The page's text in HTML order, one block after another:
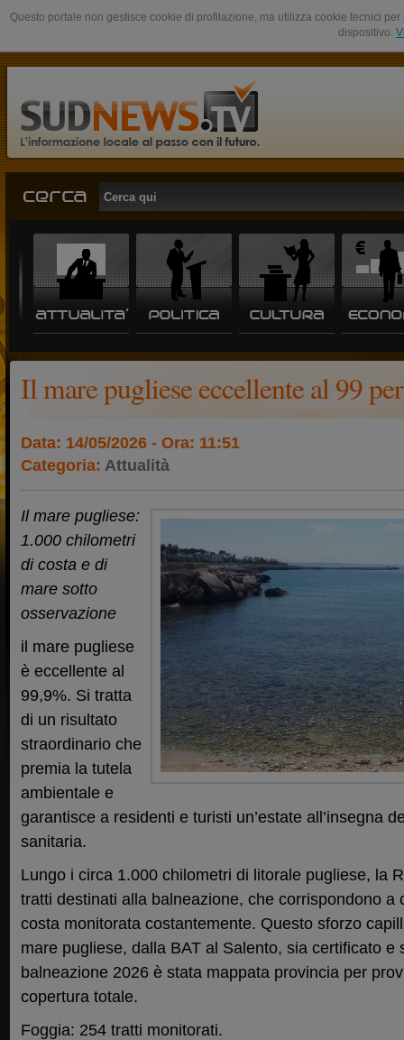
Questo portale non gestisce cookie di profilazione, ma utilizza cookie tecnici
dispositivo.
Il mare pugliese eccellente al 99
Data: 14/05/2026 - Ora: 11:51
Categoria: Attualità
Il mare pugliese:
1.000 chilometri
di costa e di
mare sotto
osservazione
il mare pugliese
è eccellente al
99,9%. Si tratta
di un risultato
straordinario che
premia la tutela
ambientale e
garantisce a residenti e turisti un’estate all’insegna
sanitaria.
Lungo i circa 1.000 chilometri di litorale pugliese, la
tratti destinati alla balneazione, che corrispondono a
costa monitorata costantemente. Questo sforzo
mare pugliese, dalla BAT al Salento, sia certificato e
balneazione 2026 è stata mappata provincia per
copertura totale.
Foggia: 254 tratti monitorati.